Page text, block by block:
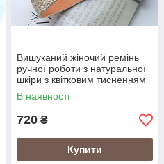
Вишуканий жіночий ремінь
ручної роботи з натуральної
шкіри з квітковим тисненням
В наявності
720 ₴
Купити